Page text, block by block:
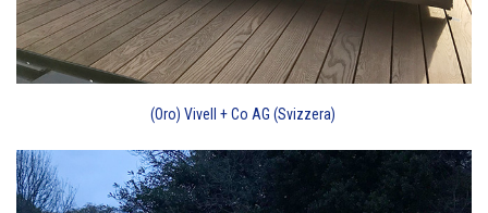
(Oro) Vivell + Co AG (Svizzera)